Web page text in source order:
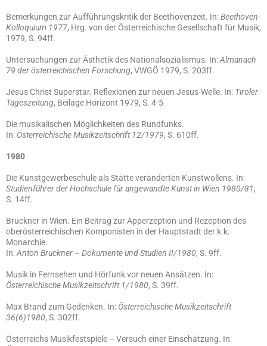
Bemerkungen zur Aufführungskritik der Beethovenzeit. In:Beethoven-
Kolloquium 1977, Hrg. von der Österreichische Gesellschaft für Musik,
1979, S. 94ff.
Untersuchungen zur Ästhetik des Nationalsozialismus. In:Almanach
79 der österreichischen Forschung, VWGÖ 1979, S. 203ff.
Jesus Christ Superstar. Reflexionen zur neuen Jesus-Welle. In: Tiroler
Tageszeitung, Beilage Horizont 1979, S. 4-5
Die musikalischen Möglichkeiten des Rundfunks.
In: Österreichische Musikzeitschrift 12/1979, S. 610ff.
1980
Die Kunstgewerbeschule als Stätte veränderten Kunstwollens. In:
Studienführer der Hochschule für angewandte Kunst in Wien 1980/81,
S. 14ff.
Bruckner in Wien. Ein Beitrag zur Apperzeption und Rezeption des
oberösterreichischen Komponisten in der Hauptstadt der k.k.
Monarchie.
In:Anton Bruckner – Dokumente und Studien II/1980, S. 9ff.
Musik in Fernsehen und Hörfunk vor neuen Ansätzen. In:
Österreichische Musikzeitschrift 1/1980, S. 39ff.
Max Brand zum Gedenken. In: Österreichische Musikzeitschrift
36(6)1980, S. 302ff.
Österreichs Musikfestspiele – Versuch einer Einschätzung. In: